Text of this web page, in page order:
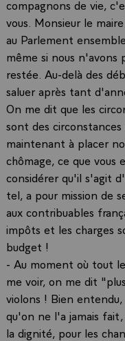
compagnons de vie,
vous. Monsieur le
au Parlement
même si nous
restée. Au-delà des
saluer après tant
On me dit que les
sont des
maintenant à placer
chômage, ce que vous
considérer qu'il s'agit
tel, a pour mission de
aux contribuables
impôts et les charges
budget !
- Au moment où tout
me voir, on me dit
violons ! Bien
qu'on ne l'a jamais
la dignité, pour les